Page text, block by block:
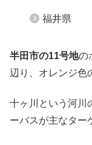
福井県
半田市の11号地の
辺り、オレンジ色
十ヶ川という河川
ーバスが主なター